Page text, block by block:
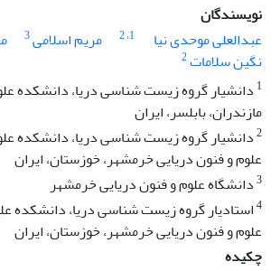
نویسندگان
عبدالعلی موحدی نیا
1، 2 مریم اسلامی3
نگین سلامات2
1 دانشیار گروه زیست شناسی دریا، دانشکده
مازندران، بابلسر، ایران
2دانشیار گروه زیست شناسی دریا، دانشکده
علوم و فنون دریایی خرمشهر، خوزستان، ایران
3دانشگاه علوم و فنون دریایی خرمشهر
4استادیار گروه زیست شناسی دریا، دانشکده
علوم و فنون دریایی خرمشهر، خوزستان، ایران
چکیده